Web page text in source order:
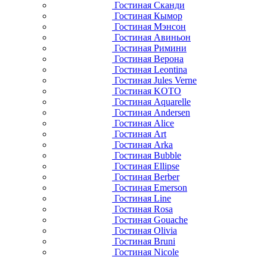
Гостиная Сканди
Гостиная Кымор
Гостиная Мэнсон
Гостиная Авиньон
Гостиная Римини
Гостиная Верона
Гостиная Leontina
Гостиная Jules Verne
Гостиная KOTO
Гостиная Aquarelle
Гостиная Andersen
Гостиная Alice
Гостиная Art
Гостиная Arka
Гостиная Bubble
Гостиная Ellipse
Гостиная Berber
Гостиная Emerson
Гостиная Line
Гостиная Rosa
Гостиная Gouache
Гостиная Olivia
Гостиная Bruni
Гостиная Nicole